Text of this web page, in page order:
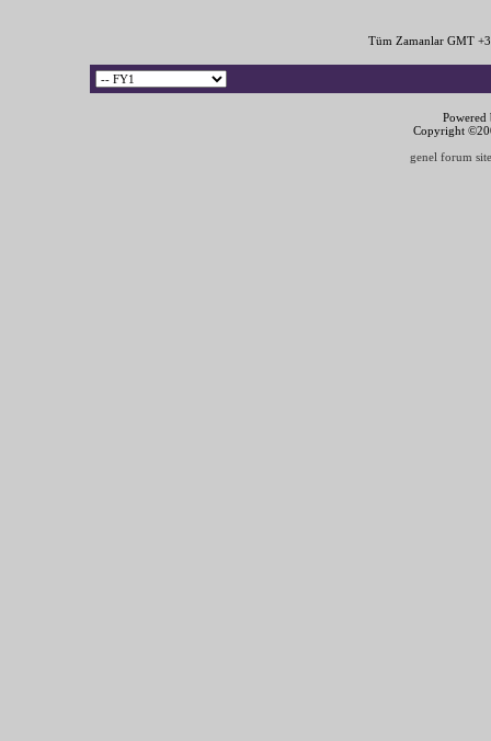
Tüm Zamanlar GMT
Copyright
genel forum